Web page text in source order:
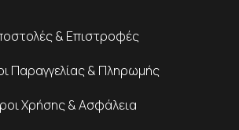
& Επιστροφές
Παραγγελίας & Πληρωμής
Χρήσης & Ασφάλεια